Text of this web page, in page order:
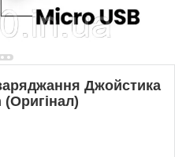
Джойстика